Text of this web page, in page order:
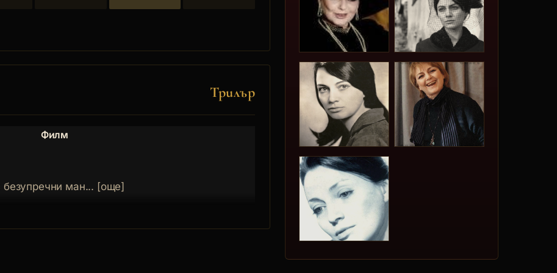
Трилър
Филм
безупречни ман... [още]